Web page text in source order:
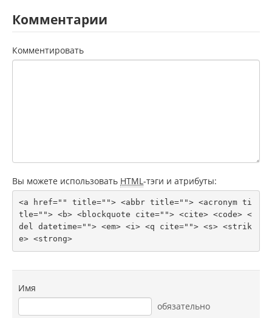
Комментарии
Комментировать
Вы можете использовать HTML -тэги и атрибуты:
<a href="" title=""> <abbr title=""> <acronym ti
tle=""> <b> <blockquote cite=""> <cite> <code> <
del datetime=""> <em> <i> <q cite=""> <s> <strik
e> <strong>
Имя
обязательно